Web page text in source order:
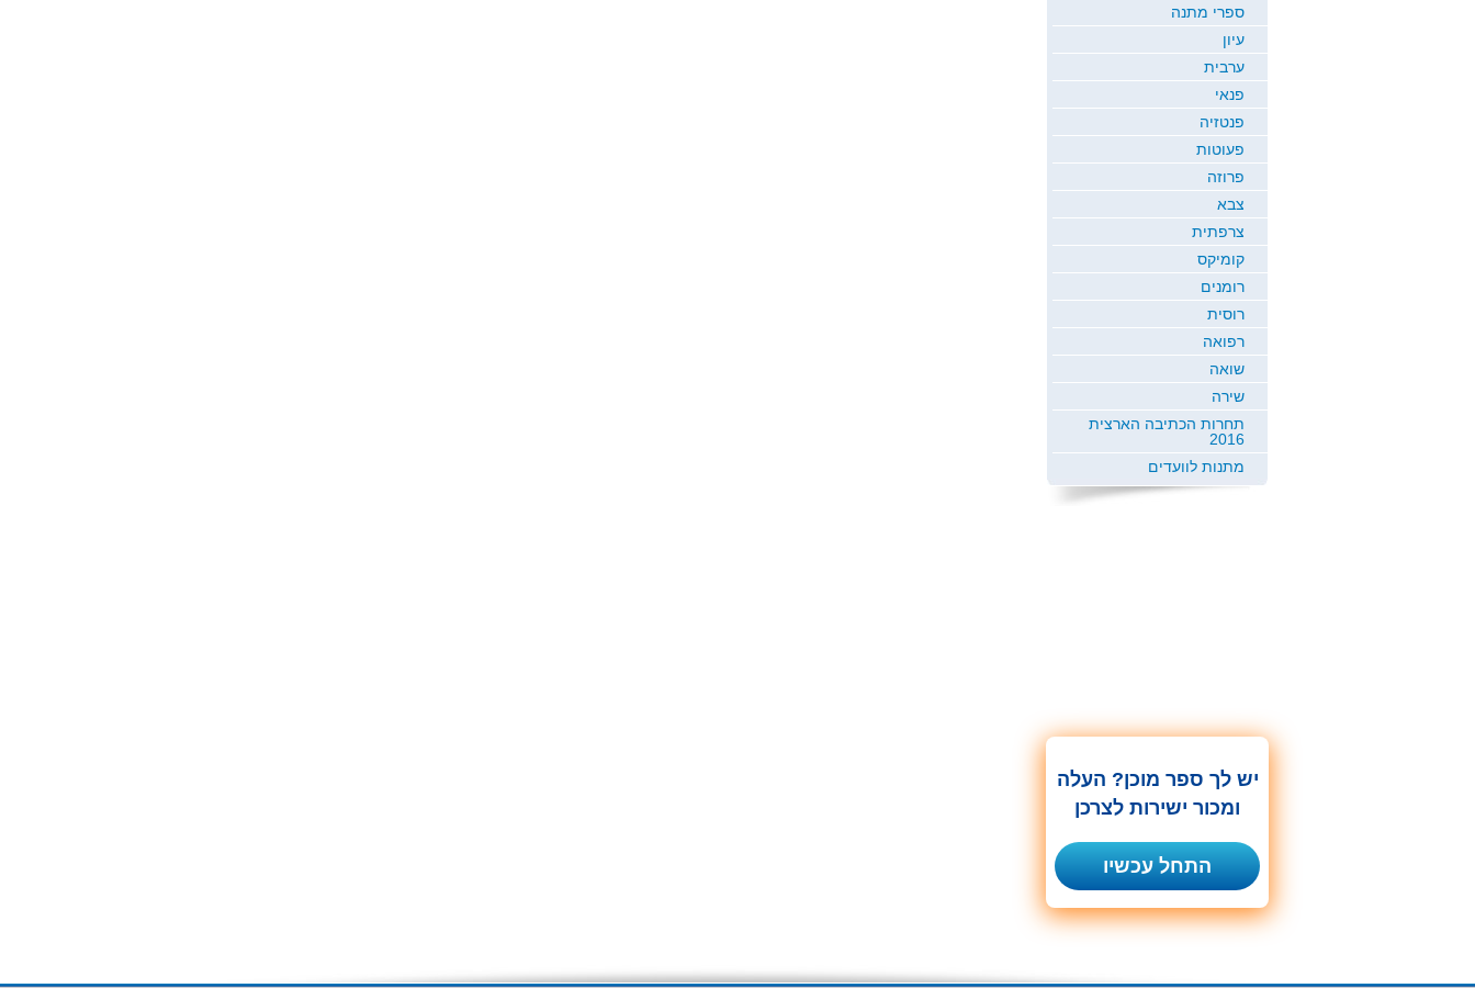
ספרי מתנה
עיון
ערבית
פנאי
פנטזיה
פעוטות
פרוזה
צבא
צרפתית
קומיקס
רומנים
רוסית
רפואה
שואה
שירה
תחרות הכתיבה הארצית
2016
מתנות לוועדים
יש לך ספר מוכן? העלה
ומכור ישירות לצרכן
התחל עכשיו